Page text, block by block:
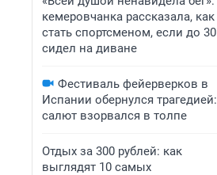
кемеровчанка рассказала, как
стать спортсменом, если до 30
сидел на диване
Фестиваль фейерверков в
Испании обернулся трагедией:
салют взорвался в толпе
Отдых за 300 рублей: как
выглядят 10 самых